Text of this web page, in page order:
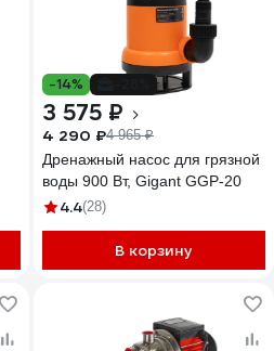
-14%
3 575 ₽
4 290 ₽4 965 ₽
Дренажный насос для грязной
воды 900 Вт, Gigant GGP-20
4.4(28)
В корзину